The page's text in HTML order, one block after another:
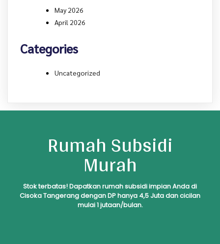
May 2026
April 2026
Categories
Uncategorized
Rumah Subsidi
Murah
Stokterbatas! Dapatkan rumah subsidi impian Anda di
Cisoka Tangerang dengan DP hanya 4,5 Juta dan cicilan
mulai 1 jutaan/bulan.